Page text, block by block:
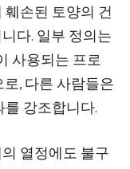
손된 토양의 건
다. 일부 정의는
사용되는 프로
, 다른 사람들은
강조합니다.
열정에도 불구